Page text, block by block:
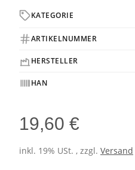
KATEGORIE
ARTIKELNUMMER
HERSTELLER
HAN
19,60 €
inkl. 19% USt. , zzgl. Versand